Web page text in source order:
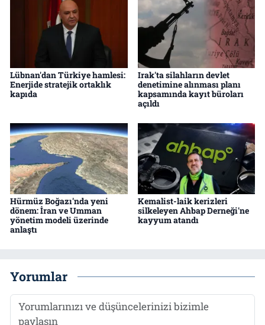
Lübnan'dan Türkiye hamlesi:
Enerjide stratejik ortaklık
kapıda
Irak'ta silahların devlet
denetimine alınması planı
kapsamında kayıt büroları
açıldı
Hürmüz Boğazı'nda yeni
dönem: İran ve Umman
yönetim modeli üzerinde
anlaştı
Kemalist-laik kerizleri
silkeleyen Ahbap Derneği'ne
kayyum atandı
Yorumlar